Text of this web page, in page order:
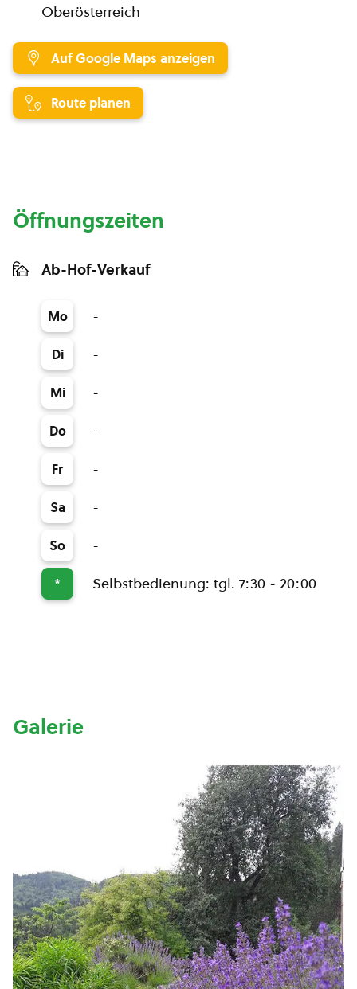
Oberösterreich
Auf Google Maps anzeigen
Route planen
Öffnungszeiten
Ab-Hof-Verkauf
Mo -
Di -
Mi -
Do -
Fr -
Sa -
So -
* Selbstbedienung: tgl. 7:30 - 20:00
Galerie